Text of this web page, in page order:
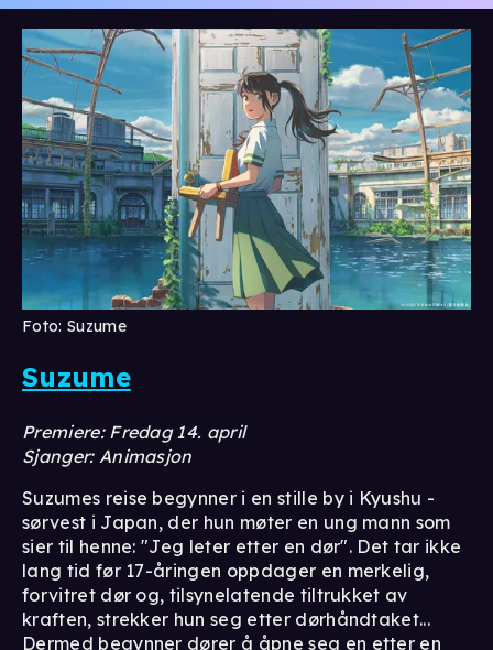
Foto: Suzume
Suzume
Premiere: Fredag 14. april
Sjanger: Animasjon
Suzumes reise begynner i en stille by i Kyushu -
sørvest i Japan, der hun møter en ung mann som
sier til henne: "Jeg leter etter en dør". Det tar ikke
lang tid før 17-åringen oppdager en merkelig,
forvitret dør og, tilsynelatende tiltrukket av
kraften, strekker hun seg etter dørhåndtaket...
Dermed begynner dører å åpne seg en etter en